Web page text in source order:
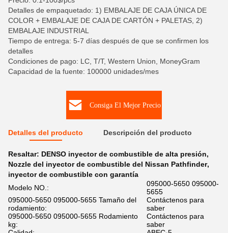
Detalles de empaquetado: 1) EMBALAJE DE CAJA ÚNICA DE
COLOR + EMBALAJE DE CAJA DE CARTÓN + PALETAS, 2)
EMBALAJE INDUSTRIAL
Tiempo de entrega: 5-7 días después de que se confirmen los
detalles
Condiciones de pago: LC, T/T, Western Union, MoneyGram
Capacidad de la fuente: 100000 unidades/mes
Consiga El Mejor Precio
Detalles del producto Descripción del producto
Resaltar: DENSO inyector de combustible de alta presión,
Nozzle del inyector de combustible del Nissan Pathfinder,
inyector de combustible con garantía
Modelo NO.:
095000-5650 095000-
5655
095000-5650 095000-5655 Tamaño del
rodamiento:
Contáctenos para
saber
095000-5650 095000-5655 Rodamiento
kg:
Contáctenos para
saber